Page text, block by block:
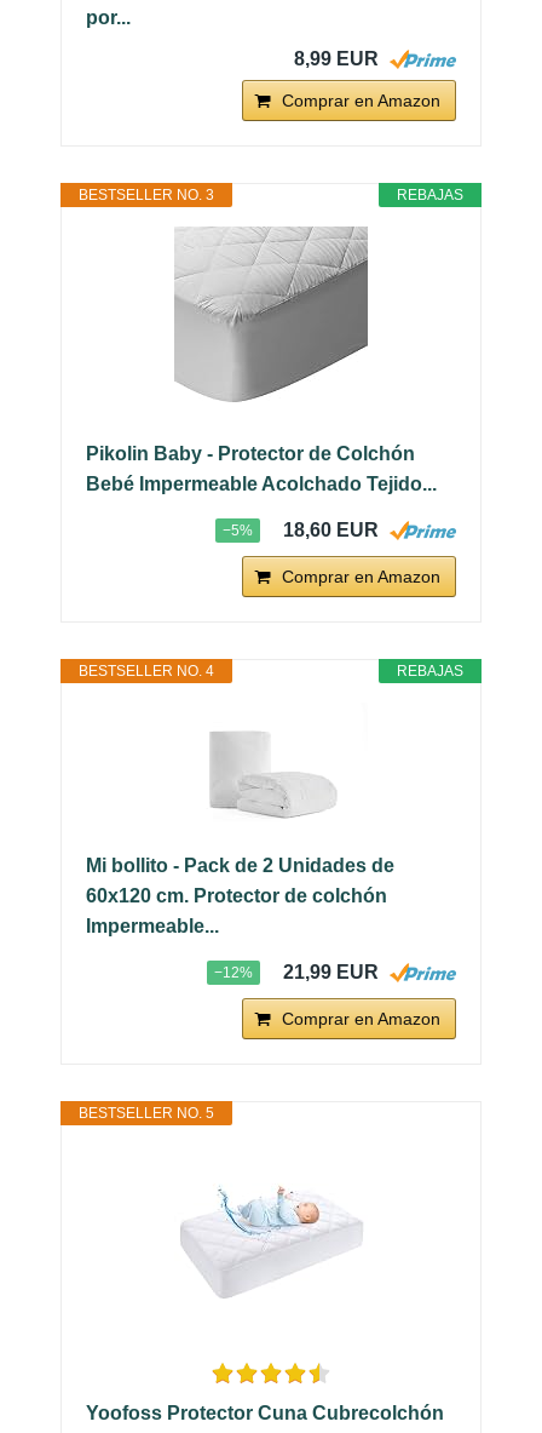
por...
8,99 EUR
Comprar en Amazon
REBAJAS
BESTSELLER NO. 3
Pikolin Baby - Protector de Colchón
Bebé Impermeable Acolchado Tejido...
−5% 18,60 EUR
Comprar en Amazon
REBAJAS
BESTSELLER NO. 4
Mi bollito - Pack de 2 Unidades de
60x120 cm. Protector de colchón
Impermeable...
−12% 21,99 EUR
Comprar en Amazon
BESTSELLER NO. 5
Yoofoss Protector Cuna Cubrecolchón